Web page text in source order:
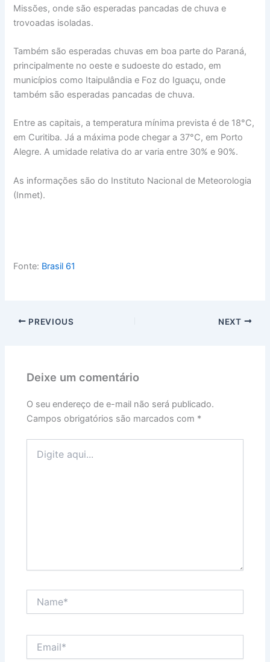
Missões, onde são esperadas pancadas de chuva e
trovoadas isoladas.
Também são esperadas chuvas em boa parte do Paraná,
principalmente no oeste e sudoeste do estado, em
municípios como Itaipulândia e Foz do Iguaçu, onde
também são esperadas pancadas de chuva.
Entre as capitais, a temperatura mínima prevista é de 18°C,
em Curitiba. Já a máxima pode chegar a 37°C, em Porto
Alegre. A umidade relativa do ar varia entre 30% e 90%.
As informações são do Instituto Nacional de Meteorologia
(Inmet).
Fonte: Brasil 61
PREVIOUS NEXT
Deixe um comentário
O seu endereço de e-mail não será publicado.
Campos obrigatórios são marcados com *
aqui...